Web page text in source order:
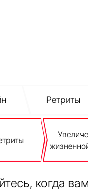
Ретриты
когда